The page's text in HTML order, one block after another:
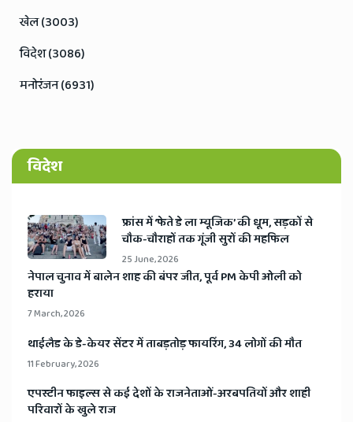
खेल (3003)
विदेश (3086)
मनोरंजन (6931)
विदेश
​फ्रांस में ‘फेते डे ला म्यूजिक’ की धूम, सड़कों से
चौक-चौराहों तक गूंजी सुरों की महफिल
25 June, 2026
​नेपाल चुनाव में बालेन शाह की बंपर जीत, पूर्व PM केपी ओली को
हराया
7 March, 2026
​थाईलैड के डे-केयर सेंटर में ताबड़तोड़ फायरिंग, 34 लोगों की मौत
11 February, 2026
​एपस्टीन फाइल्स से कई देशों के राजनेताओं-अरबपतियों और शाही
परिवारों के खुले राज